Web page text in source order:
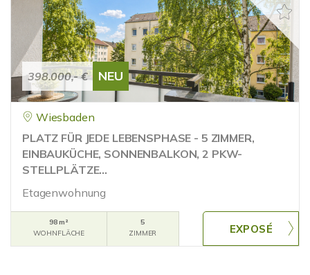
398.000,- € NEU
Wiesbaden
PLATZ FÜR JEDE LEBENSPHASE - 5 ZIMMER,
EINBAUKÜCHE, SONNENBALKON, 2 PKW-
STELLPLÄTZE...
Etagenwohnung
98 m²
WOHNFLÄCHE
5
ZIMMER